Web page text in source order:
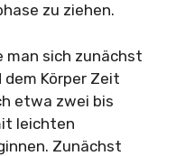
zu ziehen.
man sich zunächst
Körper Zeit
etwa zwei bis
leichten
Zunächst